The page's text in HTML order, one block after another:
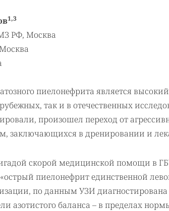
1,3
РФ, Москва
пиелонефрита является
так и в отечественных
произошел переход от
заключающихся в дренировании и
скорой медицинской помощи в
пиелонефрит единственной
по данным УЗИ
азотистого баланса – в пределах